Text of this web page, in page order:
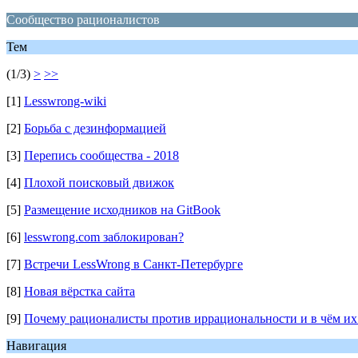
Сообщество рационалистов
Тем
(1/3) > >>
[1] Lesswrong-wiki
[2] Борьба с дезинформацией
[3] Перепись сообщества - 2018
[4] Плохой поисковый движок
[5] Размещение исходников на GitBook
[6] lesswrong.com заблокирован?
[7] Встречи LessWrong в Санкт-Петербурге
[8] Новая вёрстка сайта
[9] Почему рационалисты против иррациональности и в чём их
Навигация